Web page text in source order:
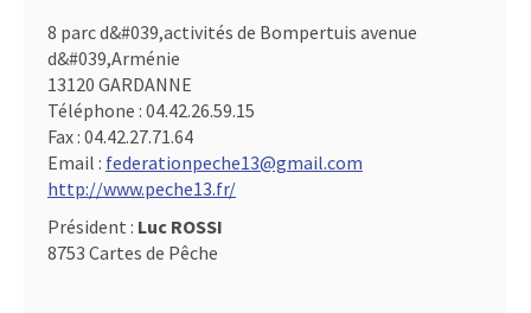
8 parc d&#039,activités de Bompertuis avenue
d&#039,Arménie
13120 GARDANNE
Téléphone : 04.42.26.59.15
Fax : 04.42.27.71.64
Email : federationpeche13@gmail.com
http://www.peche13.fr/
Président : Luc ROSSI
8753 Cartes de Pêche